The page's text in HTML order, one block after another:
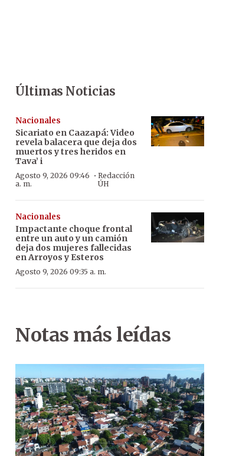
Últimas Noticias
Nacionales
Sicariato en Caazapá: Video
revela balacera que deja dos
muertos y tres heridos en
Tava’ i
Agosto 9, 2026 09:46
a. m.
·Redacción
ÚH
Nacionales
Impactante choque frontal
entre un auto y un camión
deja dos mujeres fallecidas
en Arroyos y Esteros
Agosto 9, 2026 09:35 a. m.
Notas más leídas